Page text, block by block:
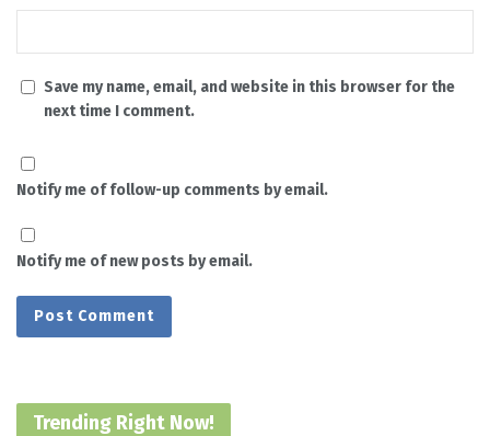
Save my name, email, and website in this browser for the
next time I comment.
Notify me of follow-up comments by email.
Notify me of new posts by email.
Trending Right Now!